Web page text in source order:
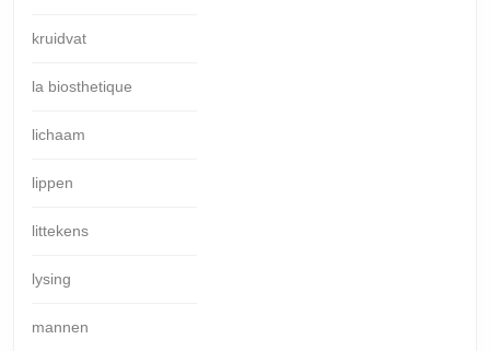
kruidvat
la biosthetique
lichaam
lippen
littekens
lysing
mannen